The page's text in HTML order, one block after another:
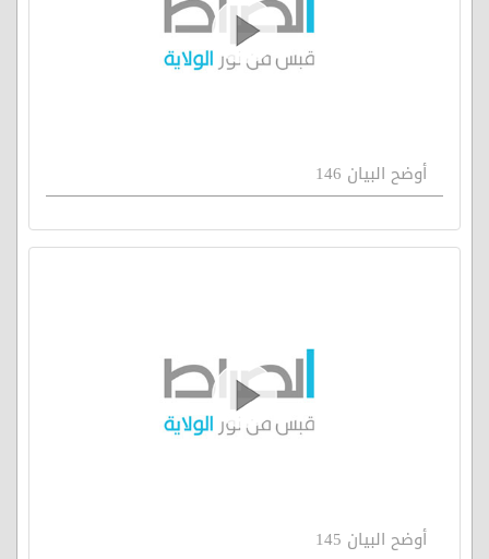
أوضح البيان 146
أوضح البيان 145